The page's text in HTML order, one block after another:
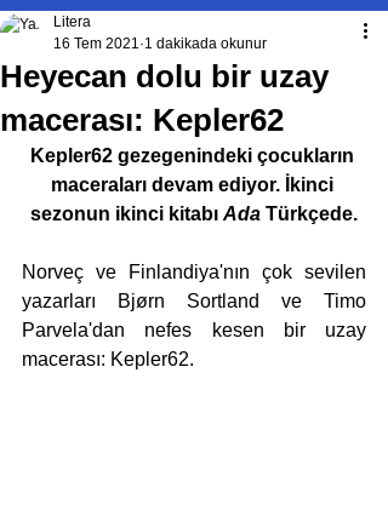
Heyecan dolu bir uzay
macerası: Kepler62
Litera
16 Tem 2021 1 dakikada okunur
Kepler62 gezegenindeki çocukların
maceraları devam ediyor. İkinci
sezonun ikinci kitabı Ada Türkçede.
Norveç ve Finlandiya'nın çok sevilen
yazarları Bjørn Sortland ve Timo
Parvela'dan nefes kesen bir uzay
macerası: Kepler62.